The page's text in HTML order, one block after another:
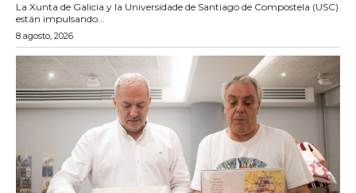
La Xunta de Galicia y la Universidade de Santiago de Compostela (USC)
están impulsando...
8 agosto, 2026